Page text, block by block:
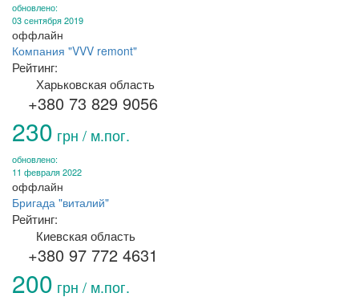
обновлено:
03 сентября 2019
оффлайн
Компания "VVV remont"
Рейтинг:
Харьковская область
+380 73 829 9056
230 грн / м.пог.
обновлено:
11 февраля 2022
оффлайн
Бригада "виталий"
Рейтинг:
Киевская область
+380 97 772 4631
200 грн / м.пог.